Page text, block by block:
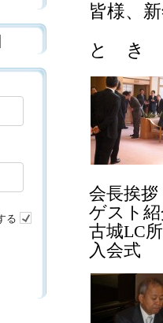
皆様、
と き
会長挨拶
ゲスト
古城LC
入会
る